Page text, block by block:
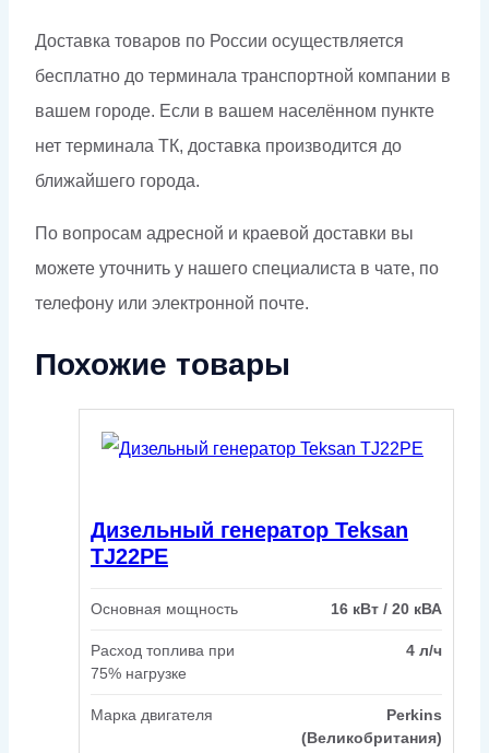
Доставка товаров по России осуществляется
бесплатно до терминала транспортной компании в
вашем городе. Если в вашем населённом пункте
нет терминала ТК, доставка производится до
ближайшего города.
По вопросам адресной и краевой доставки вы
можете уточнить у нашего специалиста в чате, по
телефону или электронной почте.
Похожие товары
Дизельный генератор Teksan
TJ22PE
Основная мощность 16 кВт / 20 кВА
Расход топлива при
75% нагрузке
4 л/ч
Марка двигателя
Perkins
(Великобритания)